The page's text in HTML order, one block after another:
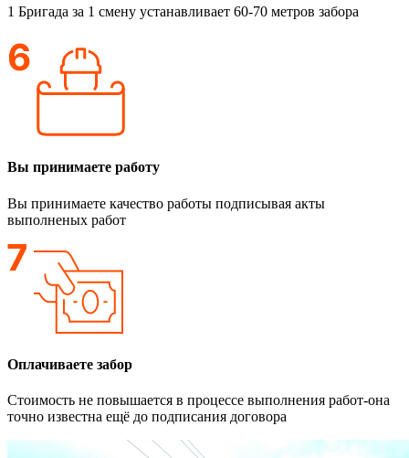
1 Бригада за 1 смену устанавливает 60-70 метров забора
Вы принимаете работу
Вы принимаете качество работы подписывая акты
выполненых работ
Оплачиваете забор
Стоимость не повышается в процессе выполнения работ-она
точно известна ещё до подписания договора